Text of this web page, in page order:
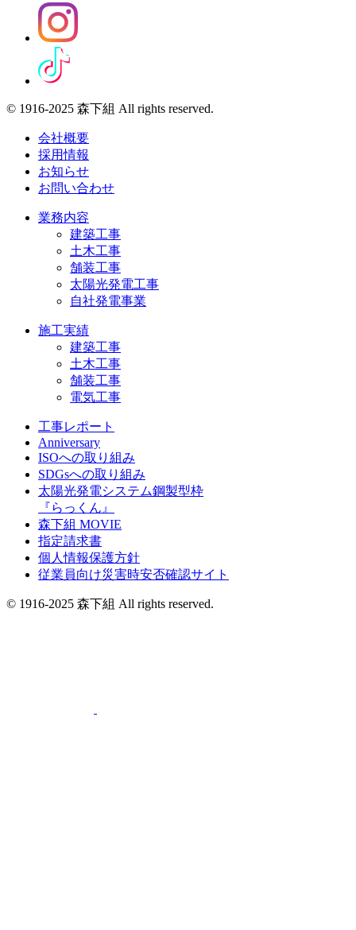
© 1916-2025 森下組 All rights reserved.
会社概要
採用情報
お知らせ
お問い合わせ
業務内容
建築工事
土木工事
舗装工事
太陽光発電工事
自社発電事業
施工実績
建築工事
土木工事
舗装工事
電気工事
工事レポート
Anniversary
ISOへの取り組み
SDGsへの取り組み
太陽光発電システム鋼製型枠
『らっくん』
森下組 MOVIE
指定請求書
個人情報保護方針
従業員向け災害時安否確認サイト
© 1916-2025 森下組 All rights reserved.